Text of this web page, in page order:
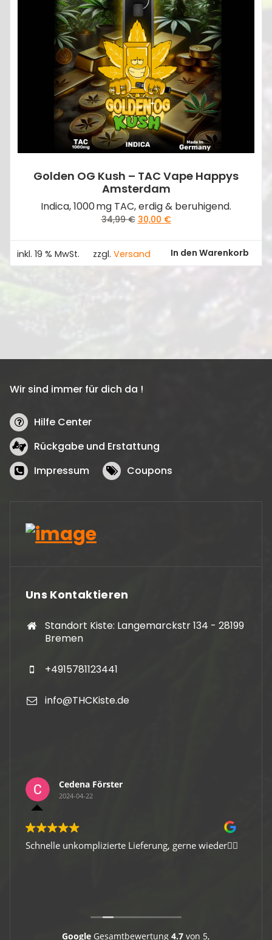
Golden OG Kush – TAC Vape Happys
Amsterdam
Indica, 1000 mg TAC, erdig & beruhigend.
34,99€ Ursprünglicher
34,99 €
30,00 €Aktueller
30,00 €.
inkl. 19 % MwSt. zzgl. Versand In den Warenkorb
Wir sind immer für dich da !
Hilfe Center
Rückgabe und Erstattung
Impressum
Coupons
Uns Kontaktieren
Standort Kiste: Langemarckstr 134 - 28199
Bremen
+4915781123441
info@THCKiste.de
Cedena Förster
2024-04-22
Schnelle unkomplizierte Lieferung, gerne wieder👍🏻
GoogleGesamtbewertung 4.7von 5,